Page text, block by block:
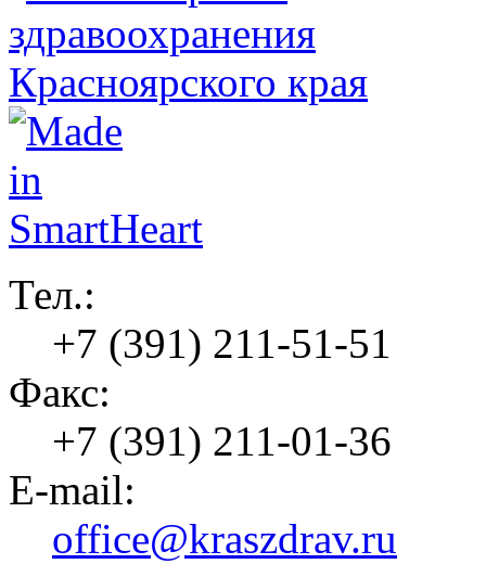
Тел.:
+7 (391) 211-51-51
Факс:
+7 (391) 211-01-36
E-mail:
office@kraszdrav.ru